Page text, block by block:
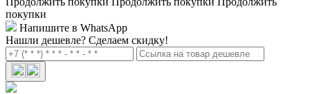
покупки
Напишите в WhatsApp
Нашли дешевле? Сделаем скидку!